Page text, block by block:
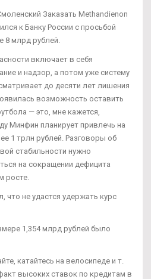
Заказать Methandienon
к Банку России с просьбой
8 млрд рублей.
включает в себя
и надзор, а потом уже систему
до десяти лет лишения
возможность оставить
— это, мне кажется,
Минфин планирует привлечь на
1 трлн рублей. Разговоры об
стабильности нужно
на сокращении дефицита
росте.
что не удастся удержать курс
1,354 млрд рублей было
катайтесь на велосипеде и т.
высоких ставок по кредитам в